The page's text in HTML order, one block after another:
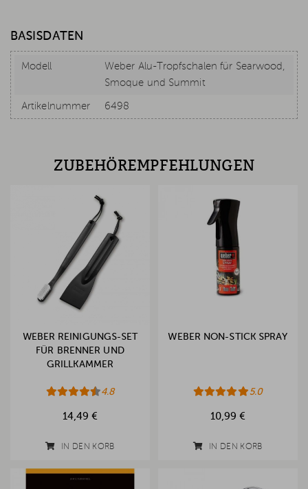
BASISDATEN
Modell
Weber Alu-Tropfschalen für Searwood,
Smoque und Summit
Artikelnummer 6498
ZUBEHÖREMPFEHLUNGEN
WEBER REINIGUNGS-SET
FÜR BRENNER UND
GRILLKAMMER
4.8
14,49 €
IN DEN KORB
WEBER NON-STICK SPRAY
5.0
10,99 €
IN DEN KORB